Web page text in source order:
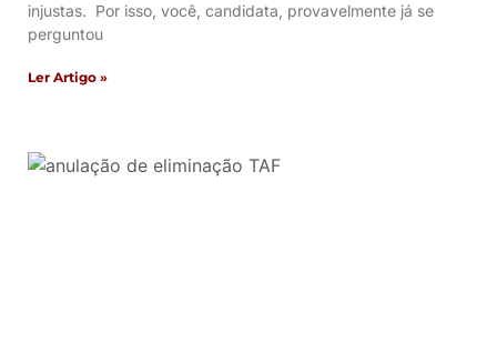
injustas. Por isso, você, candidata, provavelmente já se
perguntou
Ler Artigo »